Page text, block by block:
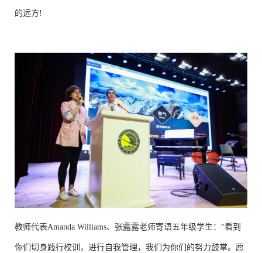
的远方!
教师代表Amanda Williams、张露露老师寄语五年级学生：“看到
你们切身践行校训，进行自我管理，我们为你们的努力鼓掌。愿